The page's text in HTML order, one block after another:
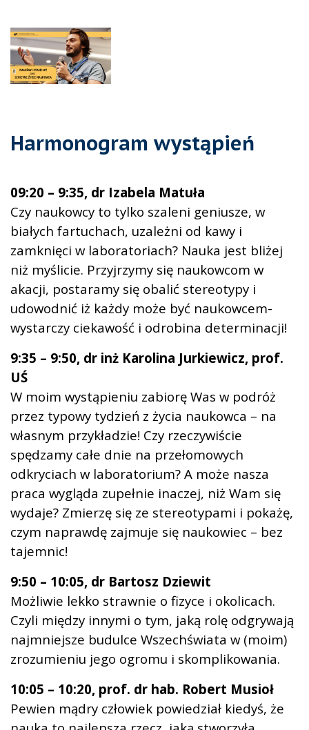
Harmonogram wystąpień
09:20 – 9:35, dr Izabela Matuła
Czy naukowcy to tylko szaleni geniusze, w
białych fartuchach, uzależni od kawy i
zamknięci w laboratoriach? Nauka jest bliżej
niż myślicie. Przyjrzymy się naukowcom w
akacji, postaramy się obalić stereotypy i
udowodnić iż każdy może być naukowcem-
wystarczy ciekawość i odrobina determinacji!
9:35 – 9:50, dr inż Karolina Jurkiewicz, prof.
UŚ
W moim wystąpieniu zabiorę Was w podróż
przez typowy tydzień z życia naukowca – na
własnym przykładzie! Czy rzeczywiście
spędzamy całe dnie na przełomowych
odkryciach w laboratorium? A może nasza
praca wygląda zupełnie inaczej, niż Wam się
wydaje? Zmierzę się ze stereotypami i pokażę,
czym naprawdę zajmuje się naukowiec – bez
tajemnic!
9:50 – 10:05, dr Bartosz Dziewit
Możliwie lekko strawnie o fizyce i okolicach.
Czyli między innymi o tym, jaką rolę odgrywają
najmniejsze budulce Wszechświata w (moim)
zrozumieniu jego ogromu i skomplikowania.
10:05 – 10:20, prof. dr hab. Robert Musioł
Pewien mądry człowiek powiedział kiedyś, że